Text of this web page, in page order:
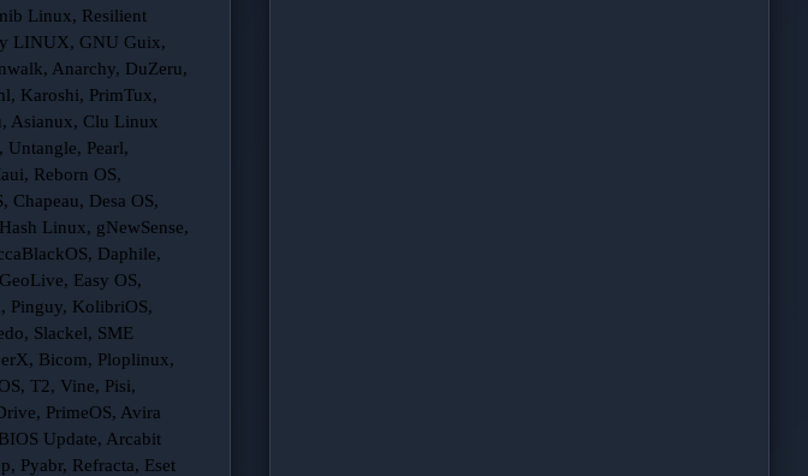
Linux, Resilient
LINUX, GNU Guix,
Anarchy, DuZeru,
Karoshi, PrimTux,
Asianux, Clu Linux
Pearl,
Reborn OS,
Desa OS,
Linux, gNewSense,
Daphile,
Easy OS,
Pinguy, KolibriOS,
Slackel, SME
Bicom, Ploplinux,
T2, Vine, Pisi,
PrimeOS, Avira
Update, Arcabit
Pyabr, Refracta, Eset